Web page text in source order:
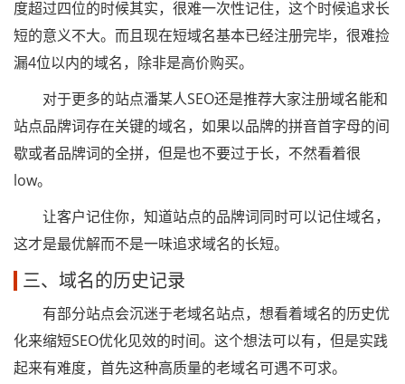
度超过四位的时候其实，很难一次性记住，这个时候追求长
短的意义不大。而且现在短域名基本已经注册完毕，很难捡
漏4位以内的域名，除非是高价购买。
对于更多的站点潘某人SEO还是推荐大家注册域名能和
站点品牌词存在关键的域名，如果以品牌的拼音首字母的间
歇或者品牌词的全拼，但是也不要过于长，不然看着很
low。
让客户记住你，知道站点的品牌词同时可以记住域名，
这才是最优解而不是一味追求域名的长短。
三、域名的历史记录
有部分站点会沉迷于老域名站点，想看着域名的历史优
化来缩短SEO优化见效的时间。这个想法可以有，但是实践
起来有难度，首先这种高质量的老域名可遇不可求。